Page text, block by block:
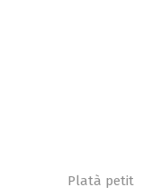
Platà petit